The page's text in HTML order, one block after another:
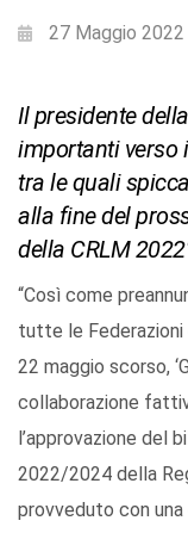
27 Maggio 2022
Il presidente
importanti verso
tra le quali
alla fine del
della CRLM
“Così come
tutte le Federazioni
22 maggio scorso,
collaborazione
l’approvazione del
2022/2024 della
provveduto con